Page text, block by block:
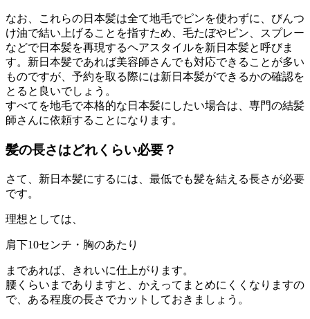
なお、これらの日本髪は全て地毛でピンを使わずに、びんつ
け油で結い上げることを指すため、毛たぼやピン、スプレー
などで日本髪を再現するヘアスタイルを新日本髪と呼びま
す。新日本髪であれば美容師さんでも対応できることが多い
ものですが、予約を取る際には新日本髪ができるかの確認を
とると良いでしょう。
すべてを地毛で本格的な日本髪にしたい場合は、専門の結髪
師さんに依頼することになります。
髪の長さはどれくらい必要？
さて、新日本髪にするには、最低でも髪を結える長さが必要
です。
理想としては、
肩下10センチ・胸のあたり
まであれば、きれいに仕上がります。
腰くらいまでありますと、かえってまとめにくくなりますの
で、ある程度の長さでカットしておきましょう。